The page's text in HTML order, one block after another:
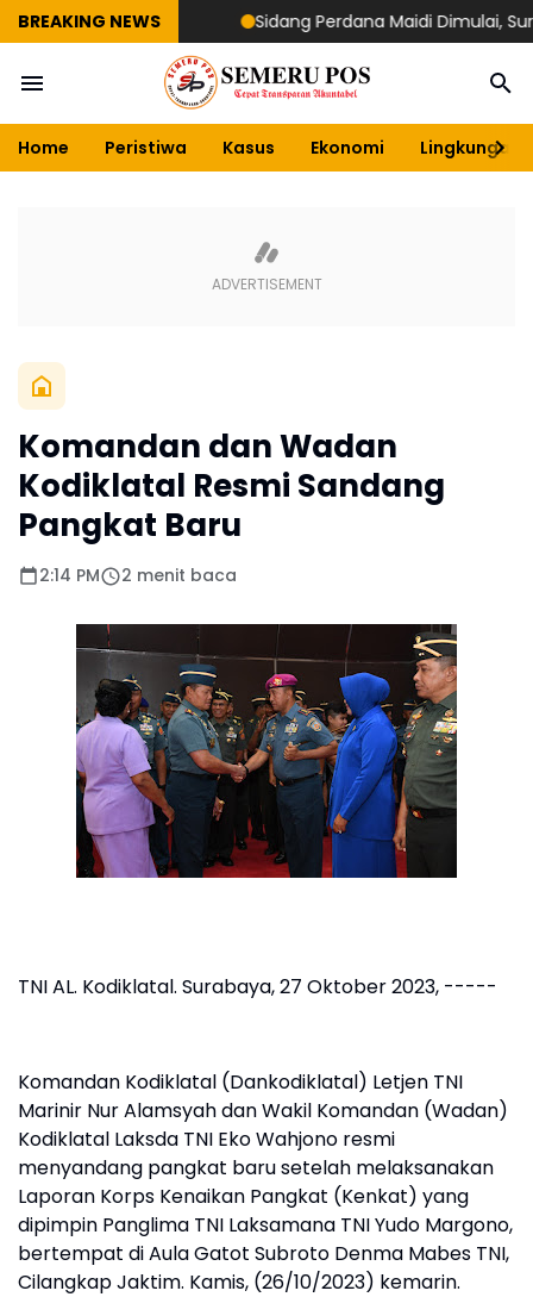
BREAKING NEWS Sidang Perdana Maidi Dimulai,
Home Peristiwa Kasus Ekonomi Lingkungan
Komandan dan Wadan
Kodiklatal Resmi Sandang
Pangkat Baru
2:14 PM 2 menit baca
TNI AL. Kodiklatal. Surabaya, 27 Oktober 2023, -----
Komandan Kodiklatal (Dankodiklatal) Letjen TNI
Marinir Nur Alamsyah dan Wakil Komandan (Wadan)
Kodiklatal Laksda TNI Eko Wahjono resmi
menyandang pangkat baru setelah melaksanakan
Laporan Korps Kenaikan Pangkat (Kenkat) yang
dipimpin Panglima TNI Laksamana TNI Yudo Margono,
bertempat di Aula Gatot Subroto Denma Mabes TNI,
Cilangkap Jaktim. Kamis, (26/10/2023) kemarin.